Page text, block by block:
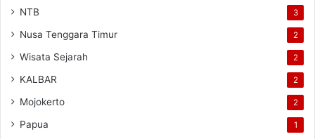
NTB 3
Nusa Tenggara Timur 2
Wisata Sejarah 2
KALBAR 2
Mojokerto 2
Papua 1